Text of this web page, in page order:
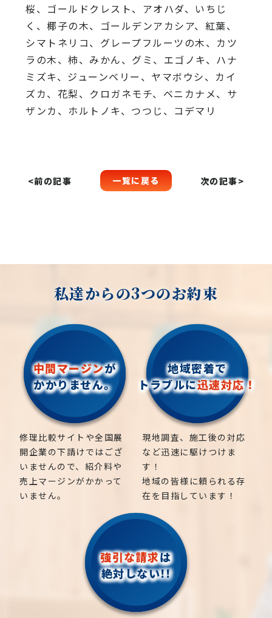
桜、 ゴールドクレスト、アオハダ、いちじ
く、椰子の木、 ゴールデンアカシア、紅葉、
シマトネリコ、 グレープフルーツの木、カツ
ラの木、柿、みかん、グミ、 エゴノキ、ハナ
ミズキ、ジューンベリー、ヤマボウシ、カイ
ズカ、 花梨、クロガネモチ、ベニカナメ、サ
ザンカ、ホルトノキ、 つつじ、コデマリ
<前の記事 一覧に戻る 次の記事>
私達からの3つのお約束
中間マージンが
かかりません。
修理比較サイトや全国展
開企業の下請けではござ
いませんので、紹介料や
売上マージンがかかって
いません。
地域密着で
トラブルに迅速対応！
現地調査、施工後の対応
など迅速に駆けつけま
す！
地域の皆様に頼られる存
在を目指しています！
強引な請求は
絶対しない!!